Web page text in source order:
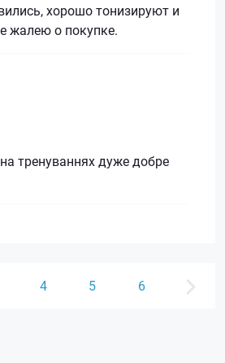
хорошо тонизируют и
жалею о покупке.
тренуваннях дуже добре
4 5 6